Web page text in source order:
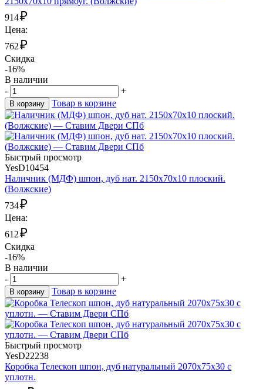
914₽
Цена:
762₽
Скидка
-16%
В наличии
-
+
В корзину Товар в корзине
Быстрый просмотр
YesD10454
Наличник (МДФ) шпон, дуб нат. 2150х70х10 плоский.
(Волжские)
734₽
Цена:
612₽
Скидка
-16%
В наличии
-
+
В корзину Товар в корзине
Быстрый просмотр
YesD22238
Коробка Телескоп шпон, дуб натуральный 2070х75х30 с
уплотн.